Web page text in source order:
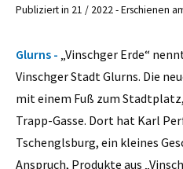
Publiziert in 21 / 2022 - Erschienen
Glurns - „Vinschger Erde“
Vinschger Stadt Glurns. Die
mit einem Fuß zum
Trapp-Gasse. Dort hat Karl
Tschenglsburg, ein kleines
Anspruch, Produkte aus